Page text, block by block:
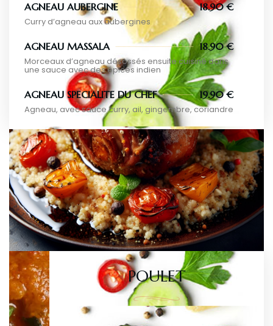
AGNEAU AUBERGINE 18.90 €
Curry d’agneau aux aubergines
AGNEAU MASSALA 18.90 €
Morceaux d’agneau désossés ensuite cuisiné dans
une sauce avec des épices indien
AGNEAU SPECIALITE DU CHEF 19.90 €
Agneau, avec sauce curry, ail, gingembre, coriandre
POULET